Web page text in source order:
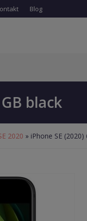
Blog
black
2020 » iPhone SE